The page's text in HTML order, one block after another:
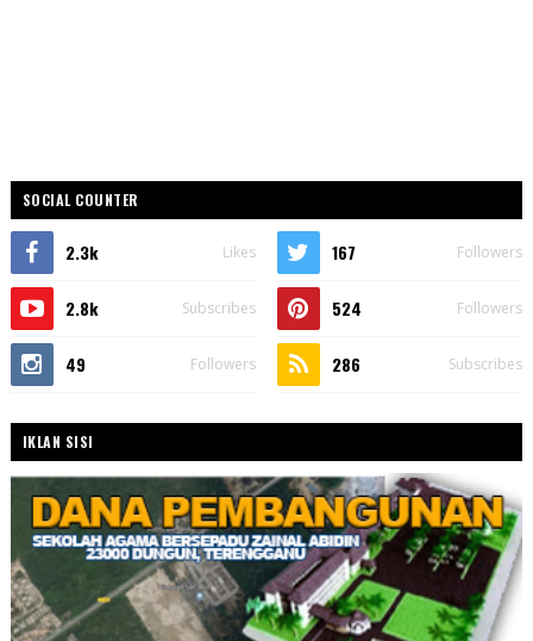
SOCIAL COUNTER
2.3k Likes 167 Followers
2.8k Subscribes 524 Followers
49 Followers 286 Subscribes
IKLAN SISI